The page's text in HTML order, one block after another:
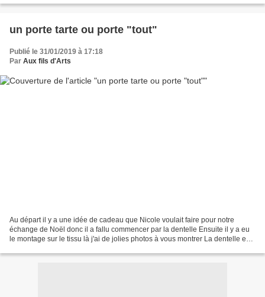
un porte tarte ou porte "tout"
Publié le 31/01/2019 à 17:18
Par Aux fils d'Arts
Au départ il y a une idée de cadeau que Nicole voulait faire pour notre
échange de Noël donc il a fallu commencer par la dentelle Ensuite il y a eu
le montage sur le tissu là j'ai de jolies photos à vous montrer La dentelle est